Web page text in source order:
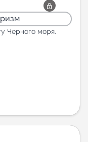
в Telegram
Черного моря.